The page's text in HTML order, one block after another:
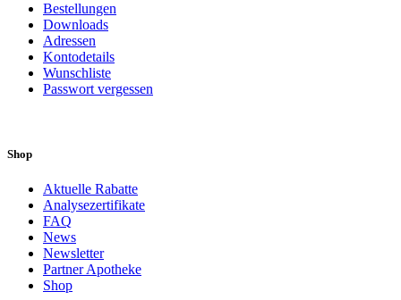
Bestellungen
Downloads
Adressen
Kontodetails
Wunschliste
Passwort vergessen
Shop
Aktuelle Rabatte
Analysezertifikate
FAQ
News
Newsletter
Partner Apotheke
Shop